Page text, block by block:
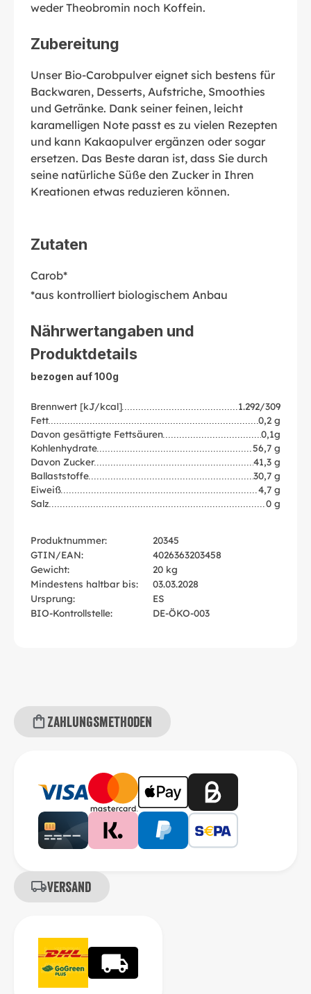
weder Theobromin noch Koffein.
Zubereitung
Unser Bio-Carobpulver eignet sich bestens für
Backwaren, Desserts, Aufstriche, Smoothies
und Getränke. Dank seiner feinen, leicht
karamelligen Note passt es zu vielen Rezepten
und kann Kakaopulver ergänzen oder sogar
ersetzen. Das Beste daran ist, dass Sie durch
seine natürliche Süße den Zucker in Ihren
Kreationen etwas reduzieren können.
Zutaten
Carob*
*aus kontrolliert biologischem Anbau
Nährwertangaben und
Produktdetails
bezogen auf 100g
Brennwert [kJ/kcal]
1.292/309
Fett
0,2 g
Davon gesättigte Fettsäuren
0,1g
Kohlenhydrate
56,7 g
Davon Zucker
41,3 g
Ballaststoffe
30,7 g
Eiweiß
4,7 g
Salz
0 g
Produktnummer:
20345
GTIN/EAN:
4026363203458
Gewicht:
20 kg
Mindestens haltbar bis:
03.03.2028
Ursprung:
ES
BIO-Kontrollstelle:
DE-ÖKO-003
Zahlungsmethoden
Versand